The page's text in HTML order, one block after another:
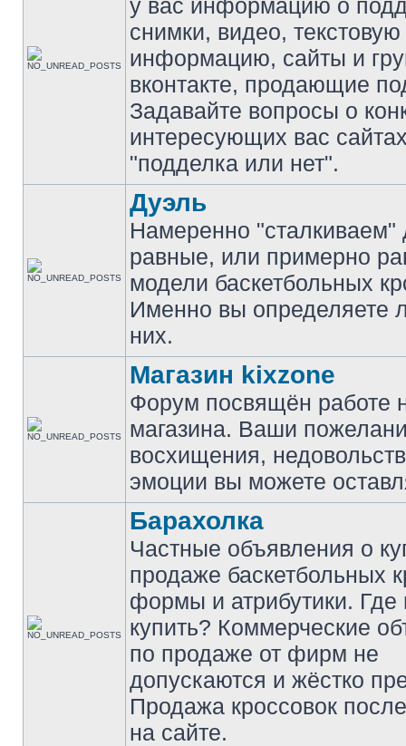
у вас информацию о
снимки, видео, текстовую
информацию, сайты и
вконтакте, продающие
Задавайте вопросы о
интересующих вас
"подделка или нет".
Дуэль
Намеренно "сталкиваем"
равные, или примерно
модели баскетбольных
Именно вы определяете
них.
Магазин kixzone
Форум посвящён работе
магазина. Ваши
восхищения,
эмоции вы можете
Барахолка
Частные объявления о
продаже баскетбольных
формы и атрибутики. Где
купить? Коммерческие
по продаже от фирм не
допускаются и жёстко
Продажа кроссовок
на сайте.